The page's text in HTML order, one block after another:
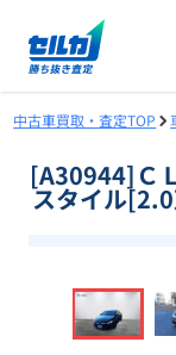
中古車買取・査定TOP
[A30944]Ｃ
スタイル